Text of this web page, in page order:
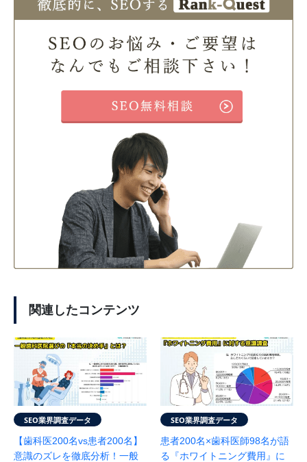
関連したコンテンツ
SEO業界調査データ
【歯科医200名vs患者200名】
意識のズレを徹底分析！一般
SEO業界調査データ
患者200名×歯科医師98名が語
る『ホワイトニング費用』に